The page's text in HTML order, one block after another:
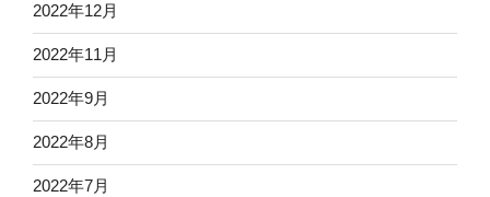
2022年12月
2022年11月
2022年9月
2022年8月
2022年7月